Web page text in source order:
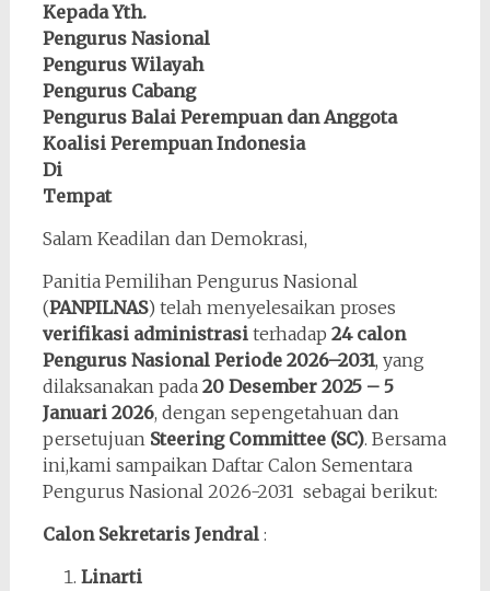
Kepada Yth.
Pengurus Nasional
Pengurus Wilayah
Pengurus Cabang
Pengurus Balai Perempuan dan Anggota
Koalisi Perempuan Indonesia
Di
Tempat
Salam Keadilan dan Demokrasi,
Panitia Pemilihan Pengurus Nasional
(PANPILNAS) telah menyelesaikan proses
verifikasi administrasiterhadap 24 calon
Pengurus Nasional Periode 2026–2031, yang
dilaksanakan pada 20 Desember 2025 – 5
Januari 2026, dengan sepengetahuan dan
persetujuan Steering Committee (SC). Bersama
ini,kami sampaikan Daftar Calon Sementara
Pengurus Nasional 2026-2031 sebagai berikut:
Calon Sekretaris Jendral:
Linarti